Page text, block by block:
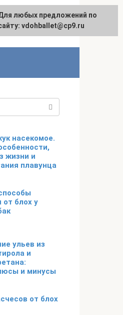
насекомое.
жизни и
плавунца
от блох у
ульев из
и
и минусы
от блох
любых предложений по
vdohballet@cp9.ru